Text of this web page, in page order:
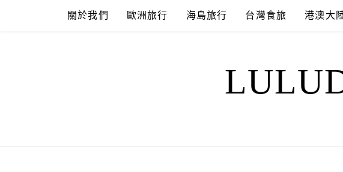
關於我們 歐洲旅行 海島旅行 台灣食旅 港澳大